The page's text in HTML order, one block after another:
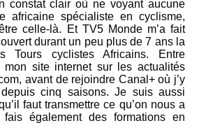
constat clair où ne voyant aucune
africaine spécialiste en cyclisme,
celle-là. Et TV5 Monde m’a fait
durant un peu plus de 7 ans la
Tours cyclistes Africains. Entre
mon site internet sur les actualités
avant de rejoindre Canal+ où j’y
cinq saisons. Je suis aussi
faut transmettre ce qu’on nous a
également des formations en